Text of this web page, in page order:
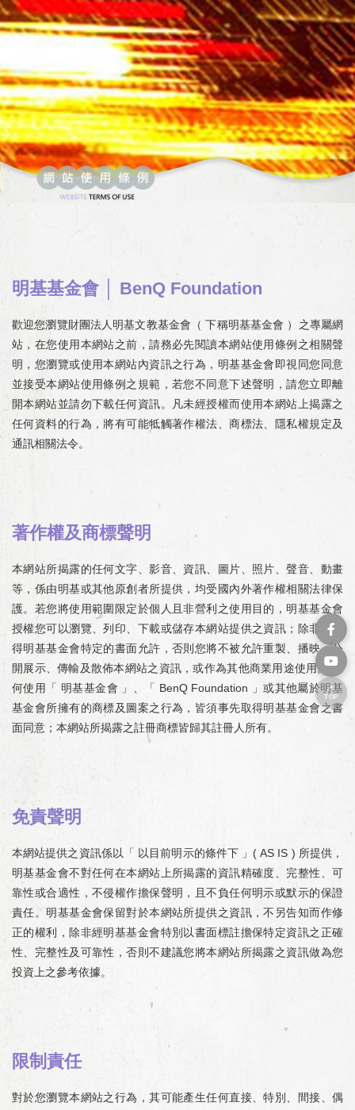
明基基金會 │ BenQ Foundation
歡迎您瀏覽財團法人明基文教基金會（ 下稱明基基金會 ）之專屬網
站，在您使用本網站之前，請務必先閱讀本網站使用條例之相關聲
明，您瀏覽或使用本網站內資訊之行為，明基基金會即視同您同意
並接受本網站使用條例之規範，若您不同意下述聲明，請您立即離
開本網站並請勿下載任何資訊。凡未經授權而使用本網站上揭露之
任何資料的行為，將有可能牴觸著作權法、商標法、隱私權規定及
通訊相關法令。
著作權及商標聲明
本網站所揭露的任何文字、影音、資訊、圖片、照片、聲音、動畫
等，係由明基或其他原創者所提供，均受國內外著作權相關法律保
護。若您將使用範圍限定於個人且非營利之使用目的，明基基金會
授權您可以瀏覽、列印、下載或儲存本網站提供之資訊；除非您獲
得明基基金會特定的書面允許，否則您將不被允許重製、播映、公
開展示、傳輸及散佈本網站之資訊，或作為其他商業用途使用。 任
何使用「 明基基金會 」、「 BenQ Foundation
」或其他屬於明基
基金會所擁有的商標及圖案之行為，皆須事先取得明基基金會之書
面同意；本網站所揭露之註冊商標皆歸其註冊人所有。
免責聲明
本網站提供之資訊係以「 以目前明示的條件下 」( AS IS ) 所提供，
明基基金會不對任何在本網站上所揭露的資訊精確度、完整性、可
靠性或合適性，不侵權作擔保聲明，且不負任何明示或默示的保證
責任。明基基金會保留對於本網站所提供之資訊，不另告知而作修
正的權利，除非經明基基金會特別以書面標註擔保特定資訊之正確
性、完整性及可靠性，否則不建議您將本網站所揭露之資訊做為您
投資上之參考依據。
限制責任
對於您瀏覽本網站之行為，其可能產生任何直接、特別、間接、偶
TOP